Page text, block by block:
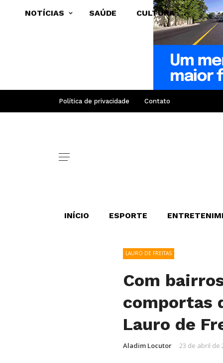
Política de privacidade Contato
INÍCIO ESPORTE
NOTÍCIAS SAÚDE CULTURA
LAURO DE FREITAS
Com
comportas
Lauro de
Aladim Locutor 23 de abril de